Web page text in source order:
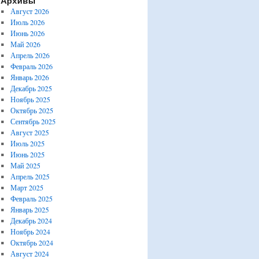
Август 2026
Июль 2026
Июнь 2026
Май 2026
Апрель 2026
Февраль 2026
Январь 2026
Декабрь 2025
Ноябрь 2025
Октябрь 2025
Сентябрь 2025
Август 2025
Июль 2025
Июнь 2025
Май 2025
Апрель 2025
Март 2025
Февраль 2025
Январь 2025
Декабрь 2024
Ноябрь 2024
Октябрь 2024
Август 2024